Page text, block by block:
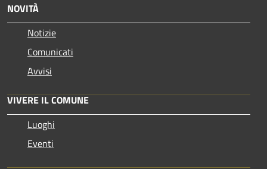
NOVITÀ
Notizie
Comunicati
Avvisi
VIVERE IL COMUNE
Luoghi
Eventi